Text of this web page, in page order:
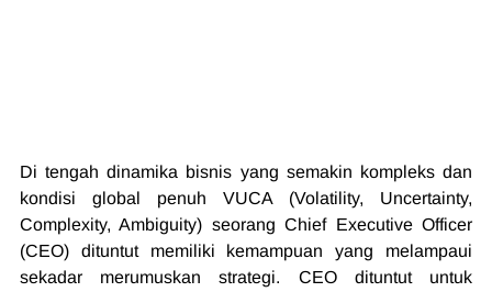
Di tengah dinamika bisnis yang semakin kompleks dan
kondisi global penuh VUCA (Volatility, Uncertainty,
Complexity, Ambiguity) seorang Chief Executive Officer
(CEO) dituntut memiliki kemampuan yang melampaui
sekadar merumuskan strategi. CEO dituntut untuk